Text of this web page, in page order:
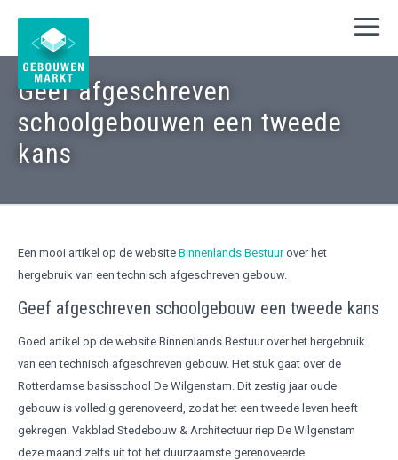
Geef afgeschreven
schoolgebouwen een tweede
kans
Een mooi artikel op de website Binnenlands Bestuurover het
hergebruik van een technisch afgeschreven gebouw.
Geef afgeschreven schoolgebouw een tweede kans
Goed artikel op de website Binnenlands Bestuur over het hergebruik
van een technisch afgeschreven gebouw. Het stuk gaat over de
Rotterdamse basisschool De Wilgenstam. Dit zestig jaar oude
gebouw is volledig gerenoveerd, zodat het een tweede leven heeft
gekregen. Vakblad Stedebouw & Architectuur riep De Wilgenstam
deze maand zelfs uit tot het duurzaamste gerenoveerde